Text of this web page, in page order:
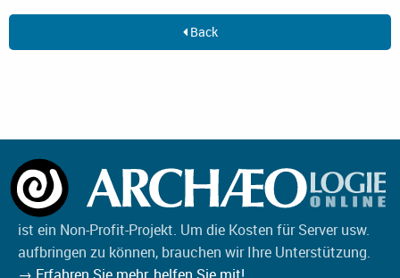
Back
ist ein Non-Profit-Projekt. Um die Kosten für Server usw.
aufbringen zu können, brauchen wir Ihre Unterstützung.